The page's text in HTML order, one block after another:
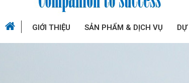
GIỚI THIỆU SẢN PHẨM & DỊCH VỤ